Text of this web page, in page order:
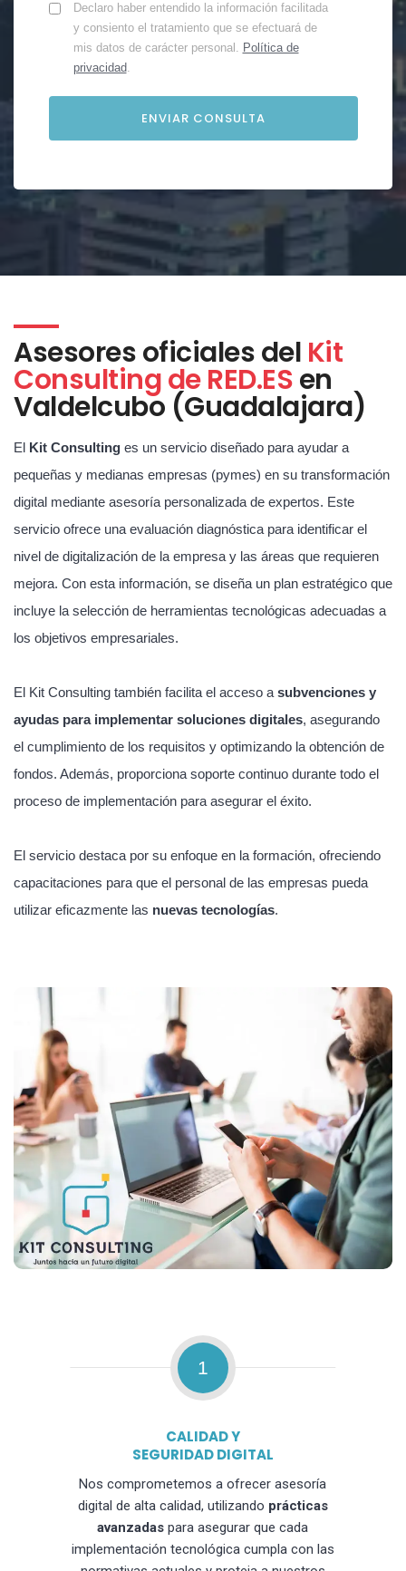
Declaro haber entendido la información facilitada
y consiento el tratamiento que se efectuará de
mis datos de carácter personal. Política de
privacidad.
Asesores oficiales del Kit
Consulting de RED.ESen
Valdelcubo (Guadalajara)
El Kit Consulting es un servicio diseñado para ayudar a
pequeñas y medianas empresas (pymes) en su transformación
digital mediante asesoría personalizada de expertos. Este
servicio ofrece una evaluación diagnóstica para identificar el
nivel de digitalización de la empresa y las áreas que requieren
mejora. Con esta información, se diseña un plan estratégico que
incluye la selección de herramientas tecnológicas adecuadas a
los objetivos empresariales.
El Kit Consulting también facilita el acceso a subvenciones y
ayudas para implementar soluciones digitales, asegurando
el cumplimiento de los requisitos y optimizando la obtención de
fondos. Además, proporciona soporte continuo durante todo el
proceso de implementación para asegurar el éxito.
El servicio destaca por su enfoque en la formación, ofreciendo
capacitaciones para que el personal de las empresas pueda
utilizar eficazmente las nuevas tecnologías.
1
CALIDAD Y
SEGURIDAD DIGITAL
Nos comprometemos a ofrecer asesoría
digital de alta calidad, utilizando prácticas
avanzadas para asegurar que cada
implementación tecnológica cumpla con las